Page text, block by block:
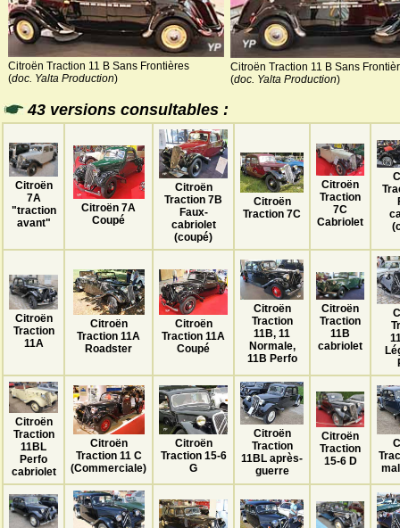
Citroën Traction 11 B Sans Frontières
(doc. Yalta Production)
Citroën Traction 11 B Sans
(doc. Yalta Production)
43 versions consultables :
Citroën
7A
"traction
avant"
Citroën 7A
Coupé
Citroën
Traction 7B
Faux-
cabriolet
(coupé)
Citroën
Traction 7C
Citroën
Traction
7C
Cabriolet
Citroën
Traction
11A
Citroën
Traction 11A
Roadster
Citroën
Traction 11A
Coupé
Citroën
Traction
11B, 11
Normale,
11B Perfo
Citroën
Traction
11B
cabriolet
Citroën
Traction
11BL
Perfo
cabriolet
Citroën
Traction 11 C
(Commerciale)
Citroën
Traction 15-6
G
Citroën
Traction
11BL après-
guerre
Citroën
Traction
15-6 D